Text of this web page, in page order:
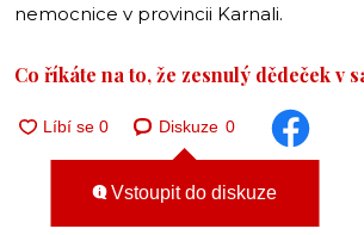
nemocnice v provincii Karnali.
Co říkáte na to, že zesnulý dědeček v
Diskuze 0
Vstoupit do diskuze